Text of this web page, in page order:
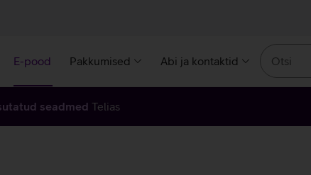
E-pood Pakkumised Abi ja kontaktid
seadmed Telias